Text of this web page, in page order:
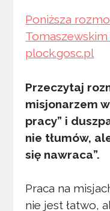
Poniższa
plock.gosc.pl
Przeczytaj
misjonarzem
pracy” i
nie tłumów,
się nawraca”.
Praca na
nie jest łatwo,